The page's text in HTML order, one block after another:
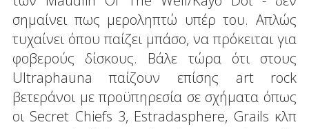
σημαίνει πως μεροληπτώ υπέρ του. Απλώς
τυχαίνει όπου παίζει μπάσο, να πρόκειται για
φοβερούς δίσκους. Βάλε τώρα ότι στους
Ultraphauna παίζουν επίσης art rock
βετεράνοι με προϋπηρεσία σε σχήματα όπως
οι Secret Chiefs 3, Estradasphere, Grails κλπ